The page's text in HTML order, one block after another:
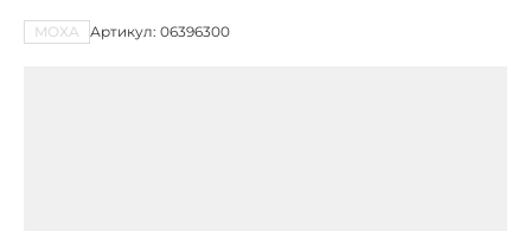
MOXA Артикул: 06396300